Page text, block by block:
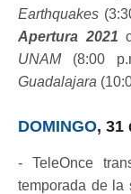
Earthquakes
Apertura 2021
UNAM(8:00
Guadalajara
DOMINGO, 31
- TeleOnce
temporada de